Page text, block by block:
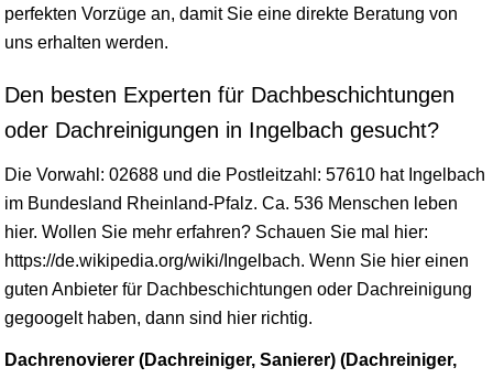
perfekten Vorzüge an, damit Sie eine direkte Beratung von
uns erhalten werden.
Den besten Experten für Dachbeschichtungen
oder Dachreinigungen in Ingelbach gesucht?
Die Vorwahl: 02688 und die Postleitzahl: 57610 hat Ingelbach
im Bundesland Rheinland-Pfalz. Ca. 536 Menschen leben
hier. Wollen Sie mehr erfahren? Schauen Sie mal hier:
https://de.wikipedia.org/wiki/Ingelbach. Wenn Sie hier einen
guten Anbieter für Dachbeschichtungen oder Dachreinigung
gegoogelt haben, dann sind hier richtig.
Dachrenovierer (Dachreiniger, Sanierer) (Dachreiniger,